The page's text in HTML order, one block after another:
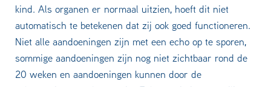
kind. Als organen er normaal uitzien, hoeft dit niet
automatisch te betekenen dat zij ook goed functioneren.
Niet alle aandoeningen zijn met een echo op te sporen,
sommige aandoeningen zijn nog niet zichtbaar rond de
20 weken en aandoeningen kunnen door de